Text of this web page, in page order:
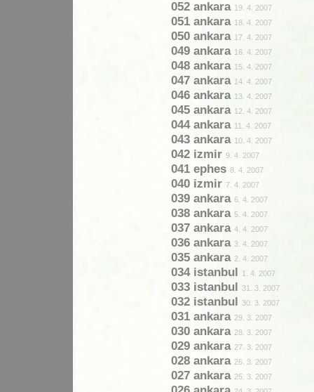
052 ankara 19. 4. 2007
051 ankara 18. 4. 2007
050 ankara 17. 4. 2007
049 ankara 16. 4. 2007
048 ankara 15. 4. 2007
047 ankara 14. 4. 2007
046 ankara 13. 4. 2007
045 ankara 12. 4. 2007
044 ankara 11. 4. 2007
043 ankara 10. 4. 2007
042 izmir 9. 4. 2007
041 ephes 8. 4. 2007
040 izmir 7. 4. 2007
039 ankara 6. 4. 2007
038 ankara 5. 4. 2007
037 ankara 4. 4. 2007
036 ankara 3. 4. 2007
035 ankara 2. 4. 2007
034 istanbul 1. 4. 2007
033 istanbul 31. 3. 2007
032 istanbul 30. 3. 2007
031 ankara 29. 3. 2007
030 ankara 28. 3. 2007
029 ankara 27. 3. 2007
028 ankara 26. 3. 2007
027 ankara 25. 3. 2007